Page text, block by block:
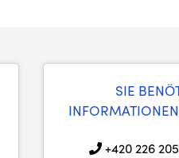
SIE
+420 226